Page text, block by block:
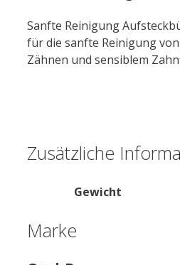
Sanfte Reinigung
für die sanfte Reinigung
Zähnen und sensiblem
Zusätzliche
Gewicht
Marke